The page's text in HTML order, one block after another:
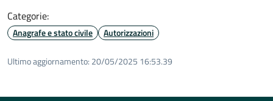
Categorie:
Anagrafe e stato civile Autorizzazioni
Ultimo aggiornamento: 20/05/2025 16:53.39